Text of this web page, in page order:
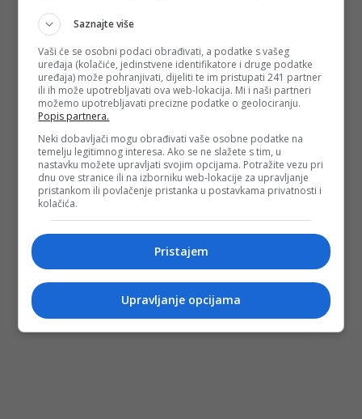
Saznajte više
Vaši će se osobni podaci obrađivati, a podatke s vašeg
uređaja (kolačiće, jedinstvene identifikatore i druge podatke
uređaja) može pohranjivati, dijeliti te im pristupati 241 partner
ili ih može upotrebljavati ova web-lokacija. Mi i naši partneri
možemo upotrebljavati precizne podatke o geolociranju.
Popis partnera.
Neki dobavljači mogu obrađivati vaše osobne podatke na
temelju legitimnog interesa. Ako se ne slažete s tim, u
nastavku možete upravljati svojim opcijama. Potražite vezu pri
dnu ove stranice ili na izborniku web-lokacije za upravljanje
pristankom ili povlačenje pristanka u postavkama privatnosti i
kolačića.
Pristajem
Upravljanje opcijama